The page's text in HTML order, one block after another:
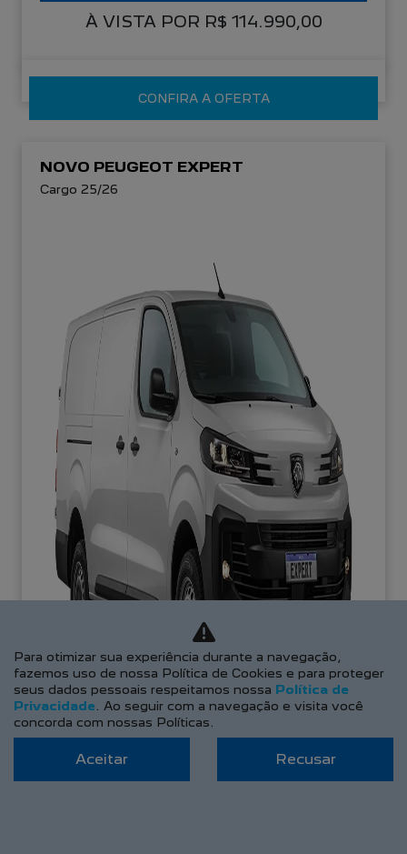
À VISTA POR R$ 114.990,00
CONFIRA A OFERTA
NOVO PEUGEOT EXPERT
Cargo 25/26
Para otimizar sua experiência durante a navegação,
fazemos uso de nossa Política de Cookies e para proteger
seus dados pessoais respeitamos nossa Política de
Privacidade . Ao seguir com a navegação e visita você
concorda com nossas Políticas.
Aceitar Recusar